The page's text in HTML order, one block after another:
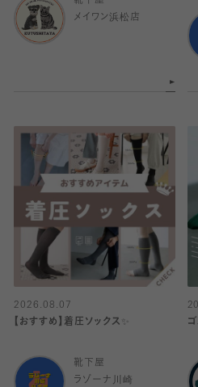
メイワン浜松店
2026.08.07
【おすすめ】着圧ソックス✨
靴下屋
ラゾーナ川崎